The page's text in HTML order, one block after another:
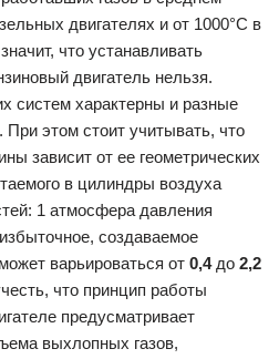
двигателях и от 1000°С в
что устанавливать
двигатель нельзя.
систем характерны и разные
этом стоит учитывать, что
зависит от ее геометрических
в цилиндры воздуха
1 атмосфера давления
создаваемое
варьироваться от 0,4до 2,2
что принцип работы
предусматривает
выхлопных газов,